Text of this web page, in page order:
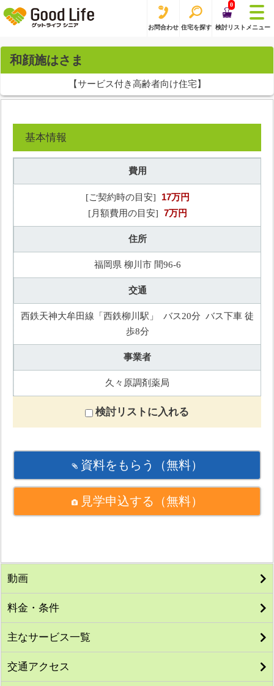
お問合わせ 住宅を探す
0
検討リスト メニュー
和顔施はさま
【サービス付き高齢者向け住宅】
基本情報
費用
[ご契約時の目安] 17万円
[月額費用の目安] 7万円
住所
福岡県 柳川市 間96-6
交通
西鉄天神大牟田線「西鉄柳川駅」 バス20分 バス下車 徒
歩8分
事業者
久々原調剤薬局
検討リストに入れる
資料をもらう （無料）
見学申込する （無料）
動画
料金・条件
主なサービス一覧
交通アクセス